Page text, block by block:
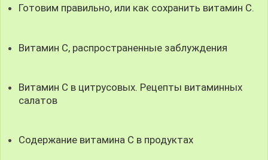
Готовим правильно, или как сохранить витамин С.
Витамин С, распространенные заблуждения
Витамин С в цитрусовых. Рецепты витаминных
салатов
Содержание витамина С в продуктах